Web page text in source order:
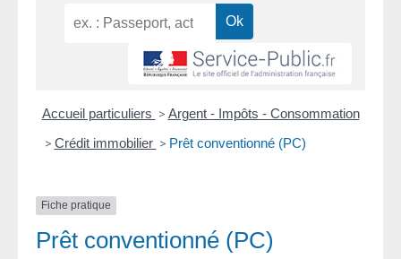
Accueil particuliers > Argent - Impôts - Consommation
> Crédit immobilier > Prêt conventionné (PC)
Fiche pratique
Prêt conventionné (PC)